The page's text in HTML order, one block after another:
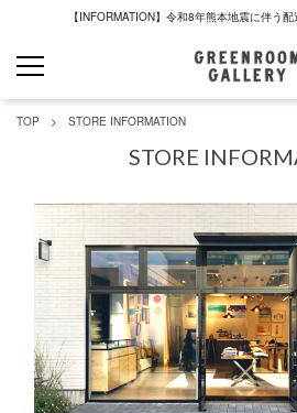
【INFORMATION】令和8年熊本地震に伴う
TOP STORE INFORMATION
STORE